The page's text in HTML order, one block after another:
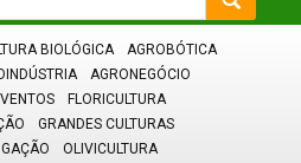
BIOLÓGICA
AGROBÓTICA
AGRONEGÓCIO
FLORICULTURA
GRANDES CULTURAS
OLIVICULTURA